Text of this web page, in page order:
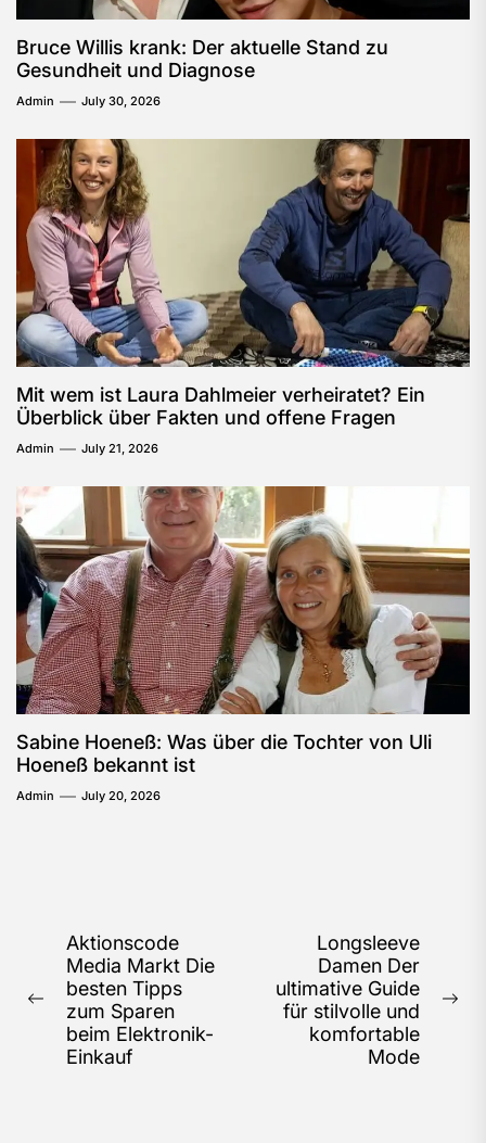
Bruce Willis krank: Der aktuelle Stand zu
Gesundheit und Diagnose
Admin July 30, 2026
Mit wem ist Laura Dahlmeier verheiratet? Ein
Überblick über Fakten und offene Fragen
Admin July 21, 2026
Sabine Hoeneß: Was über die Tochter von Uli
Hoeneß bekannt ist
Admin July 20, 2026
Post
navigation
Previous
post:
Aktionscode
Media Markt Die
besten Tipps
zum Sparen
beim Elektronik-
Einkauf
Longsleeve
Damen Der
ultimative Guide
für stilvolle und
komfortable
Mode